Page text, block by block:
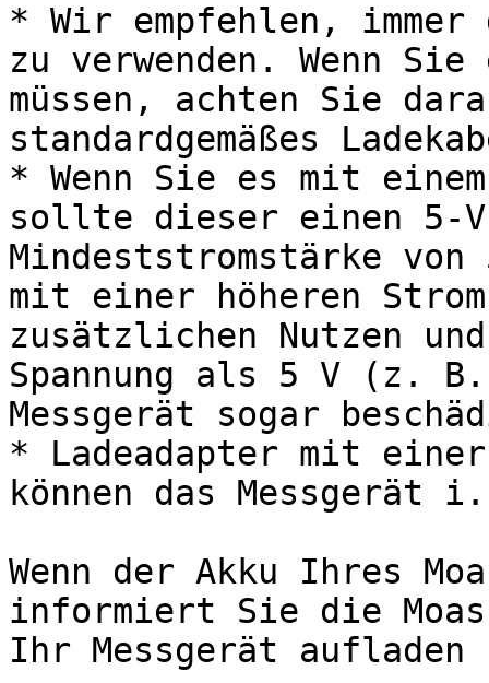
* Wir empfehlen,
zu verwenden. Wenn
müssen, achten Sie
standardgemäßes
* Wenn Sie es mit
sollte dieser einen 5-
Mindeststromstärke von
mit einer höheren
zusätzlichen Nutzen
Spannung als 5 V (z.
Messgerät sogar
* Ladeadapter mit
können das
Wenn der Akku Ihres
informiert Sie die
Ihr Messgerät